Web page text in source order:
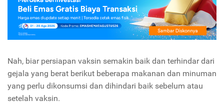
Nah, biar persiapan vaksin semakin baik dan terhindar dari
gejala yang berat berikut beberapa makanan dan minuman
yang perlu dikonsumsi dan dihindari baik sebelum atau
setelah vaksin.